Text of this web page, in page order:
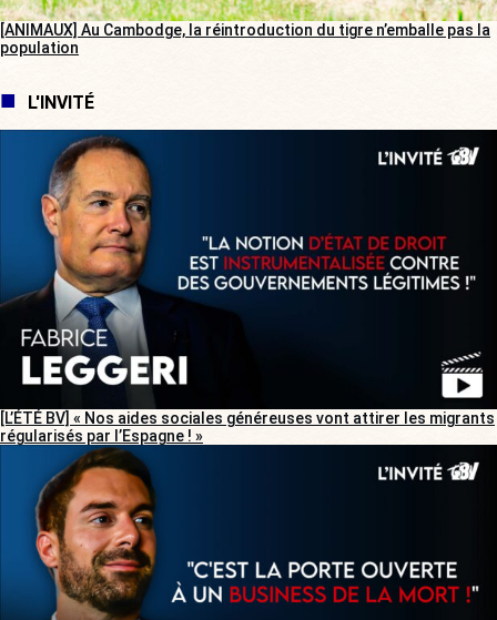
[ANIMAUX] Au Cambodge, la réintroduction du tigre n’emballe pas la
population
L'INVITÉ
[L’ÉTÉ BV] « Nos aides sociales généreuses vont attirer les migrants
régularisés par l’Espagne ! »